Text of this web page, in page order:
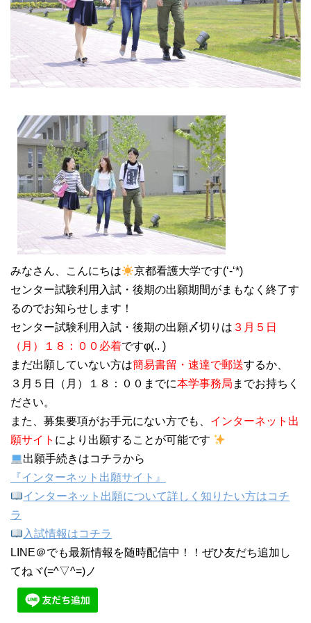
大学院【博士前期課程】
大学院【博士後期課程】
看護の智協働開発センター
入試案内
Q＆A
みなさん、こんにちは
京都看護大学です(‘-‘*)
センター試験利用入試・後期の出願期間がまもなく終了す
るのでお知らせします！
センター試験利用入試・後期の出願〆切りは ３月５日
（月）１８：００必着ですφ(.. )
まだ出願していない方は簡易書留・速達で郵送するか、
３月５日（月）１８：００までに本学事務局 までお持ちく
ださい。
また、募集要項がお手元にない方でも、 インターネット出
願サイト により出願することが可能です
出願手続きはコチラから
『インターネット出願サイト』
インターネット出願について詳しく知りたい方はコチ
ラ
入試情報はコチラ
LINE＠でも最新情報を随時配信中！！ぜひ友だち追加し
てねヾ(=^▽^=)ノ